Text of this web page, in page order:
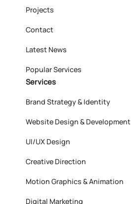
Projects
Contact
Latest News
Popular Services
Services
Brand Strategy & Identity
Website Design & Development
UI/UX Design
Creative Direction
Motion Graphics & Animation
Digital Marketing